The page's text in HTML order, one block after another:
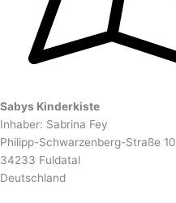
Sabys Kinderkiste
Inhaber: Sabrina Fey
Philipp-Schwarzenberg-Straße 10
34233 Fuldatal
Deutschland